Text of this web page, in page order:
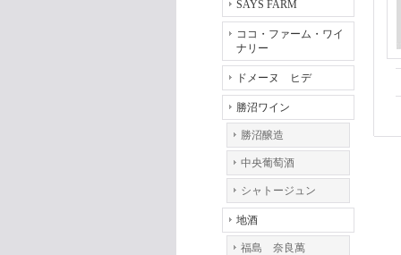
SAYS FARM
ココ・ファーム・ワイ
ナリー
ドメーヌ ヒデ
勝沼ワイン
勝沼醸造
中央葡萄酒
シャトージュン
地酒
福島 奈良萬